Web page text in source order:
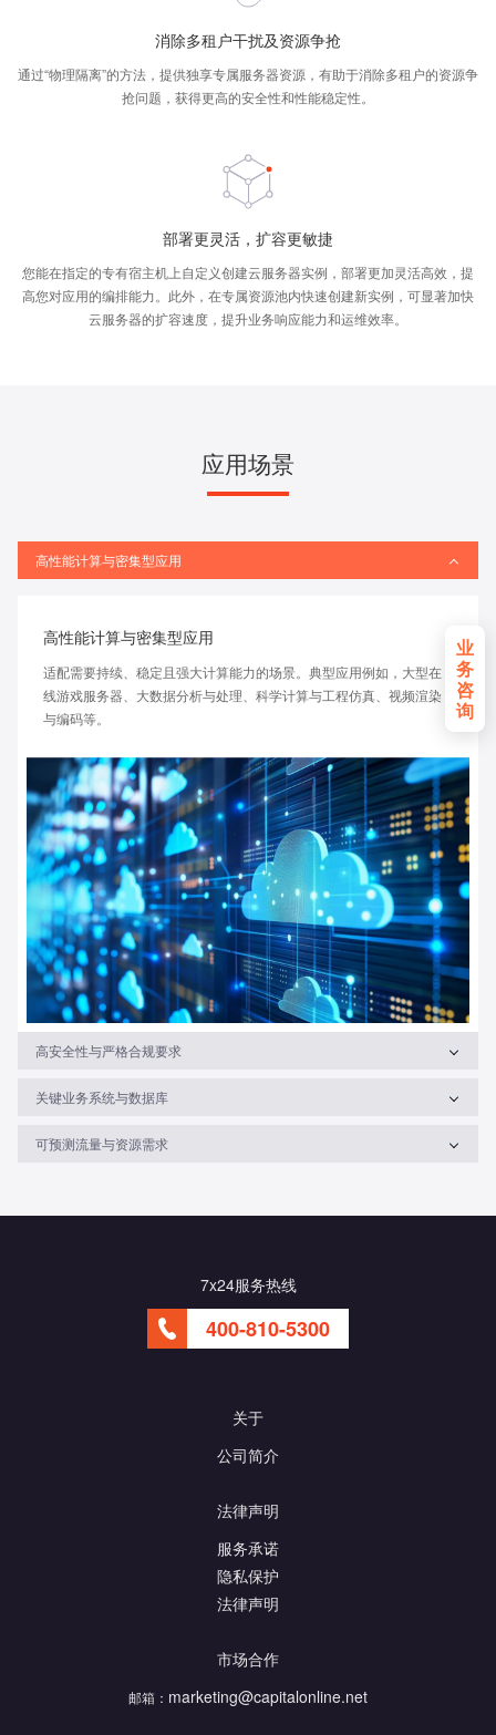
业
务
咨
询
消除多租户干扰及资源争抢
通过“物理隔离”的方法，提供独享专属服务器资源，有助于消除多租户的资源争
抢问题，获得更高的安全性和性能稳定性。
部署更灵活，扩容更敏捷
您能在指定的专有宿主机上自定义创建云服务器实例，部署更加灵活高效，提
高您对应用的编排能力。此外，在专属资源池内快速创建新实例，可显著加快
云服务器的扩容速度，提升业务响应能力和运维效率。
应用场景
高性能计算与密集型应用
高性能计算与密集型应用
适配需要持续、稳定且强大计算能力的场景。典型应用例如，大型在
线游戏服务器、大数据分析与处理、科学计算与工程仿真、视频渲染
与编码等。
高安全性与严格合规要求
关键业务系统与数据库
可预测流量与资源需求
7x24服务热线
400-810-5300
关于
公司简介
法律声明
服务承诺
隐私保护
法律声明
市场合作
邮箱： marketing@capitalonline.net